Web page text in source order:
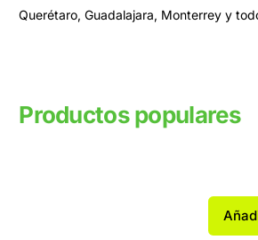
Querétaro,Guadalajara, Monterrey y
Productos populares